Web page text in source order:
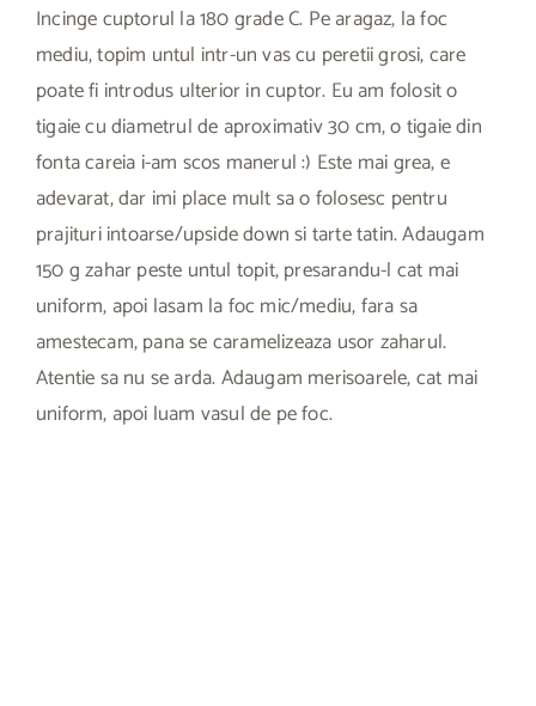
Incinge cuptorul la 180 grade C. Pe aragaz, la foc
mediu, topim untul intr-un vas cu peretii grosi, care
poate fi introdus ulterior in cuptor. Eu am folosit o
tigaie cu diametrul de aproximativ 30 cm, o tigaie din
fonta careia i-am scos manerul :) Este mai grea, e
adevarat, dar imi place mult sa o folosesc pentru
prajituri intoarse/upside down si tarte tatin. Adaugam
150 g zahar peste untul topit, presarandu-l cat mai
uniform, apoi lasam la foc mic/mediu, fara sa
amestecam, pana se caramelizeaza usor zaharul.
Atentie sa nu se arda. Adaugam merisoarele, cat mai
uniform, apoi luam vasul de pe foc.